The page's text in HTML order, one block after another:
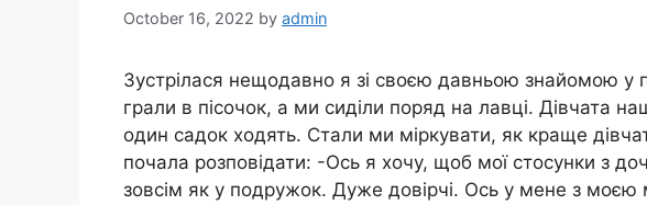
October 16, 2022 by admin
Зустрілася нещодавно я зі своєю давньою знайомою у
грали в пісочок, а ми сиділи поряд на лавці. Дівчата
один садок ходять. Стали ми міркувати, як краще
почала розповідати: -Ось я хочу, щоб мої стосунки з
зовсім як у подружок. Дуже довірчі. Ось у мене з